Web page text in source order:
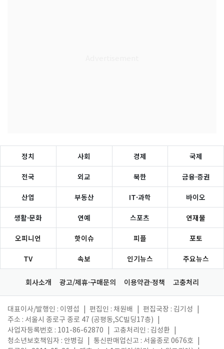
정치 사회 경제 국제
전국 외교 북한 금융·증권
산업 부동산 IT·과학 바이오
생활·문화 연예 스포츠 연재물
오피니언 핫이슈 피플 포토
TV 속보 인기뉴스 주요뉴스
회사소개 광고/제휴·구매문의 이용약관·정책 고충처리
대표이사/발행인 : 이영섭 편집인 : 채원배 편집국장 : 김기성
주소 : 서울시 종로구 종로 47 (공평동,SC빌딩17층)
사업자등록번호 : 101-86-62870
고충처리인 : 김성환
청소년보호책임자 : 안병길
통신판매업신고 : 서울종로 0676호